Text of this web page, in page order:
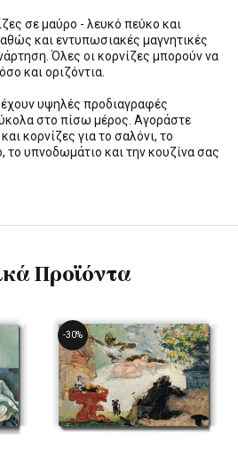
σε μαύρο - λευκό πεύκο και
και εντυπωσιακές μαγνητικές
Όλες οι κορνίζες μπορούν να
και οριζόντια.
υψηλές προδιαγραφές
στο πίσω μέρος. Αγοράστε
κορνίζες για το σαλόνι, το
το υπνοδωμάτιο και την κουζίνα σας
Προϊόντα
-30%